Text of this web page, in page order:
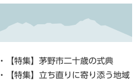
・【特集】茅野市二十歳の式典
・【特集】立ち直りに寄り添う地域